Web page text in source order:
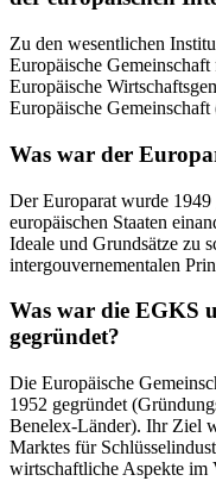
Zu den wesentlichen
Europäische
Europäische
Europäische Gemeinschaft
Was war der
Der Europarat wurde
europäischen Staaten
Ideale und Grundsätze zu
intergouvernementalen
Was war die EGKS
gegründet?
Die Europäische
1952 gegründet
Benelex-Länder). Ihr Ziel
Marktes für
wirtschaftliche Aspekte im